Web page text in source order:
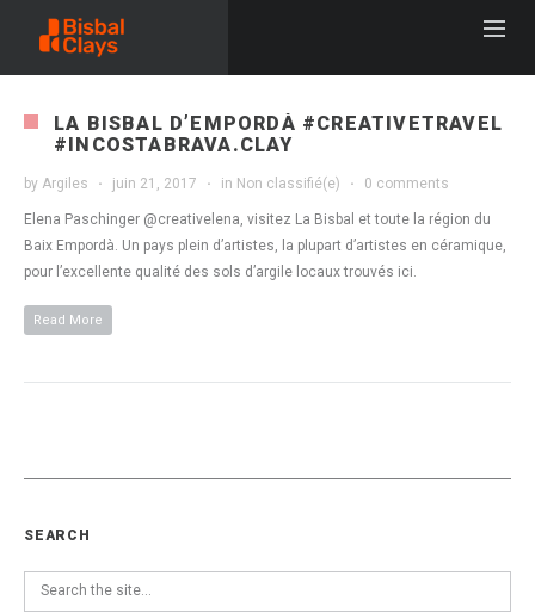
LA BISBAL D’EMPORDÀ #CREATIVETRAVEL
#INCOSTABRAVA.CLAY
by Argiles juin 21, 2017 in Non classifié(e) 0 comments
Elena Paschinger @creativelena, visitez La Bisbal et toute la région du
Baix Empordà. Un pays plein d’artistes, la plupart d’artistes en céramique,
pour l’excellente qualité des sols d’argile locaux trouvés ici.
Read More
SEARCH